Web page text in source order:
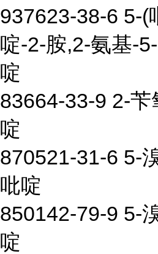
937623-38-6 5-(
啶-2-胺,2-氨基-
啶
83664-33-9 2-苄
啶
870521-31-6 5-
吡啶
850142-79-9 5-
啶